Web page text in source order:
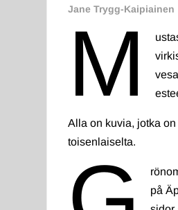
Jane Trygg-Kaipiainen
M
Alla on kuvia, jotka
toisenlaiselta.
på